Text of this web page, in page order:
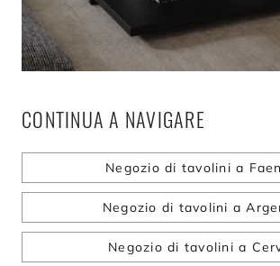
CONTINUA A NAVIGARE
Negozio di tavolini a
Negozio di tavolini a
Negozio di tavolini a